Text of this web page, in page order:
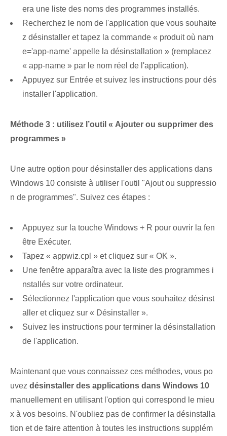
era une liste des noms des programmes installés.
Recherchez le nom de l'application que vous souhaite
z désinstaller et tapez la commande « produit où ⁤nam
e='app-name'⁣ appelle la désinstallation »⁣ (remplacez
« app-name » par ⁤le nom réel de l'application).
Appuyez sur ⁤Entrée et suivez les instructions pour dés
installer l'application.
Méthode 3 : utilisez l’outil « Ajouter ou supprimer des
programmes »
Une autre option pour désinstaller des applications dans
Windows 10 consiste à utiliser l'outil "Ajout ou suppressio
n de programmes". Suivez ces étapes :
Appuyez sur la touche Windows + R pour ouvrir la fen
être ⁤Exécuter.
Tapez « appwiz.cpl » et cliquez sur « OK ».
Une fenêtre apparaîtra avec la liste des programmes i
nstallés sur votre ordinateur.
Sélectionnez l'application que vous souhaitez désinst
aller et cliquez sur « Désinstaller ».
Suivez les instructions pour terminer la désinstallation
de l'application.
Maintenant que vous connaissez ces⁢ méthodes, vous po
uvez désinstaller des applications dans Windows 10
manuellement en utilisant l'option qui correspond le mieu
x à vos besoins. N'oubliez pas de confirmer la désinstalla
tion et de faire attention à toutes les instructions supplém